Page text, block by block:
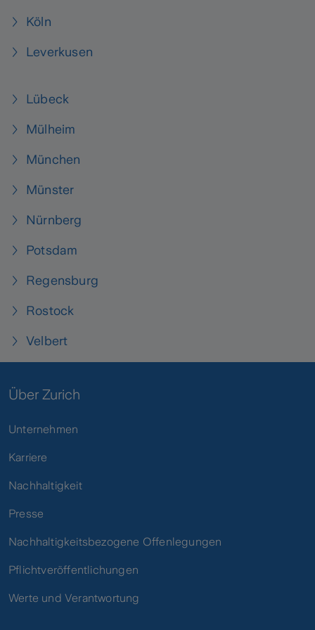
Köln
Leverkusen
Lübeck
Mülheim
München
Münster
Nürnberg
Potsdam
Regensburg
Rostock
Velbert
Über Zurich
Unternehmen
Karriere
Nachhaltigkeit
Presse
Nachhaltigkeitsbezogene Offenlegungen
Pflichtveröffentlichungen
Werte und Verantwortung